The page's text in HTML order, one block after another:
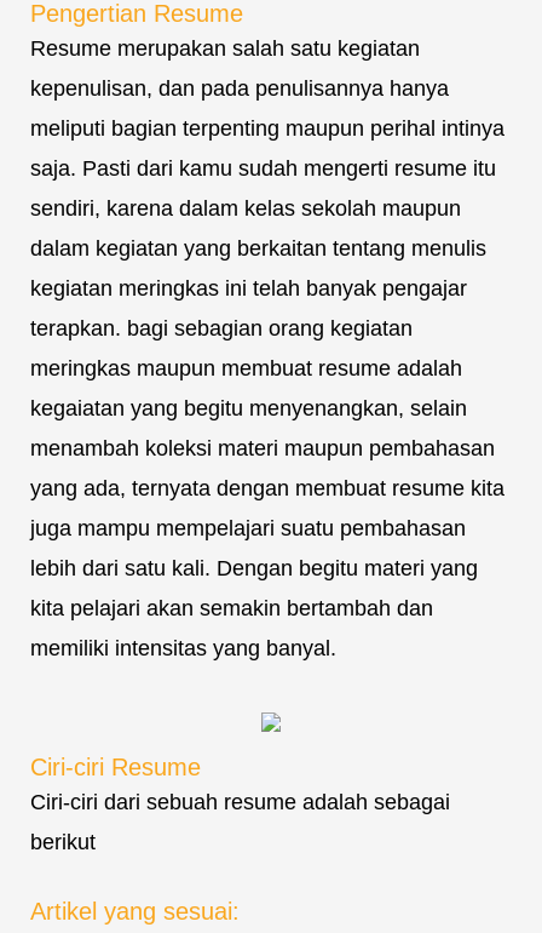
Pengertian Resume
Resume merupakan salah satu kegiatan
kepenulisan, dan pada penulisannya hanya
meliputi bagian terpenting maupun perihal intinya
saja. Pasti dari kamu sudah mengerti resume itu
sendiri, karena dalam kelas sekolah maupun
dalam kegiatan yang berkaitan tentang menulis
kegiatan meringkas ini telah banyak pengajar
terapkan. bagi sebagian orang kegiatan
meringkas maupun membuat resume adalah
kegaiatan yang begitu menyenangkan, selain
menambah koleksi materi maupun pembahasan
yang ada, ternyata dengan membuat resume kita
juga mampu mempelajari suatu pembahasan
lebih dari satu kali. Dengan begitu materi yang
kita pelajari akan semakin bertambah dan
memiliki intensitas yang banyal.
Ciri-ciri Resume
Ciri-ciri dari sebuah resume adalah sebagai
berikut
Artikel yang sesuai: